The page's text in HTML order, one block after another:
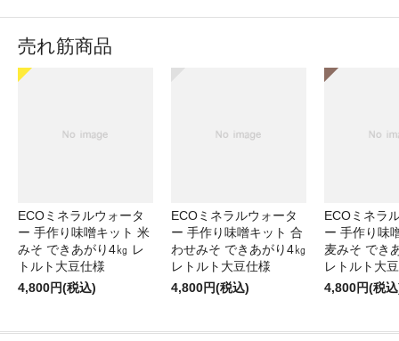
売れ筋商品
ECOミネラルウォータ
ー 手作り味噌キット 米
みそ できあがり4㎏ レ
トルト大豆仕様
4,800円(税込)
ECOミネラルウォータ
ー 手作り味噌キット 合
わせみそ できあがり4㎏
レトルト大豆仕様
4,800円(税込)
ECOミネラ
ー 手作り味
麦みそ でき
レトルト大
4,800円(税